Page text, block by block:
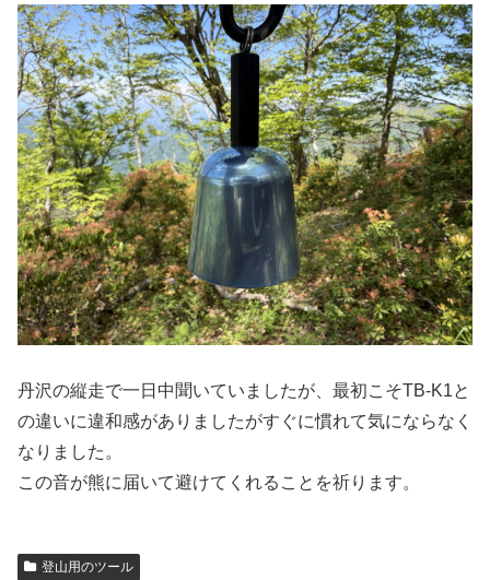
丹沢の縦走で一日中聞いていましたが、最初こそTB-K1と
の違いに違和感がありましたがすぐに慣れて気にならなく
なりました。
この音が熊に届いて避けてくれることを祈ります。
登山用のツール